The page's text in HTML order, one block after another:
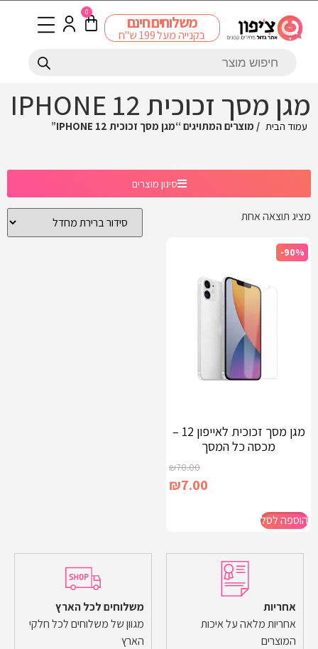
משלוחים חינם
בקנייה מעל 199 ש"ח
0
מגן מסך זכוכית IPHONE 12
עמוד הבית / מוצרים המתויגים “מגן מסך זכוכית IPHONE 12”
סינון מוצרים
מציג תוצאה אחת
-90%
מגן מסך זכוכית לאייפון 12 –
מכסה כל המסך
₪70.00
₪7.00
הוספה לסל
אחריות
אחריות מלאה על איכות
המוצרים
משלוחים לכל הארץ
מגוון של משלוחים לכל חלקי
הארץ